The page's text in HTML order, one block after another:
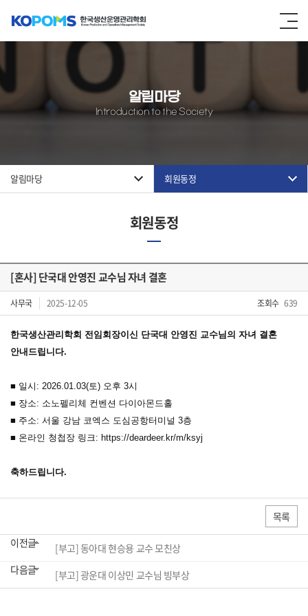
알림마당
Introduction to the Society
알림마당 회원동정
회원동정
[혼사] 단국대 안영진 교수님 자녀 결혼
사무국 2025-12-05 조회수 639
한국생산관리학회 전임회장이신 단국대 안영진 교수님의 자녀 결혼
안내드립니다.
■ 일시: 2026.01.03(토) 오후 3시
■ 장소: 소노펠리체 컨벤션 다이아몬드홀
■ 주소: 서울 강남 코엑스 도심공항터미널 3층
■ 온라인 청첩장 링크: https://deardeer.kr/m/ksyj
축하드립니다.
목록
이전글
[부고] 동아대 현승용 교수 모친상
다음글
[부고] 광운대 이상민 교수님 빙부상